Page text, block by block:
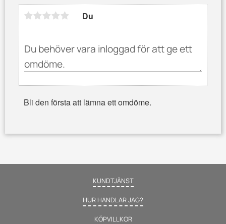
Du
Bli den första att lämna ett omdöme.
KUNDTJÄNST
HUR HANDLAR JAG?
KÖPVILLKOR